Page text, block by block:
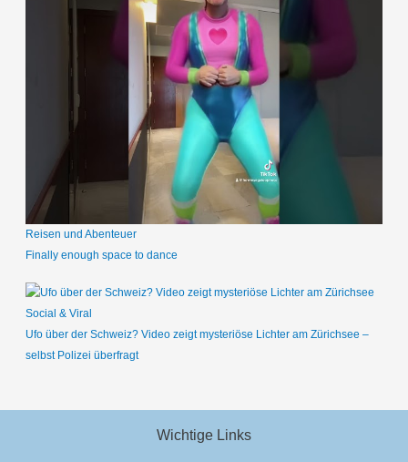
Reisen und Abenteuer
Finally enough space to dance
Social & Viral
Ufo über der Schweiz? Video zeigt mysteriöse Lichter am Zürichsee –
selbst Polizei überfragt
Wichtige Links